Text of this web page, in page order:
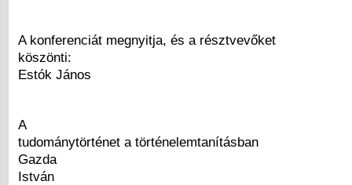
A konferenciát megnyitja, és a résztvevőket
köszönti:
Estók János
A
tudománytörténet a történelemtanításban
Gazda
István